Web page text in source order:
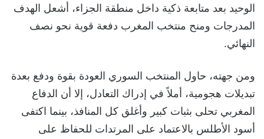
الوحيد بعد متابعة ذكية داخل منطقة الجزاء، أشعل الهدف
المدرجات ومنح منتخب المغرب دفعة قوية نحو نصف
النهائي.
ومن جهته، حاول المنتخب السوري العودة بقوة ودفع بعدة
تبديلات هجومية، أملاً في إدراك التعادل، إلا أن الدفاع
المغربي تحلى بثبات كبير وأغلق كل المنافذ، بينما اكتفى
أسود الأطلس بالاعتماد على المرتدات للحفاظ على